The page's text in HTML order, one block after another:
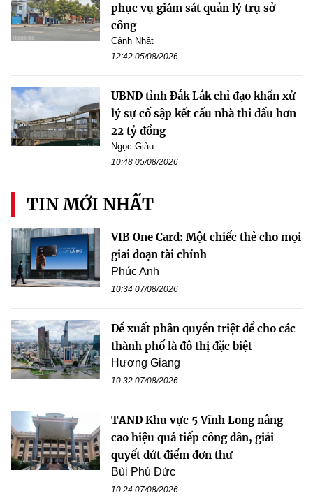
phục vụ giám sát quản lý trụ sở
công
Cảnh Nhật
12:42 05/08/2026
UBND tỉnh Đắk Lắk chỉ đạo khẩn xử
lý sự cố sập kết cấu nhà thi đấu hơn
22 tỷ đồng
Ngọc Giàu
10:48 05/08/2026
TIN MỚI NHẤT
VIB One Card: Một chiếc thẻ cho mọi
giai đoạn tài chính
Phúc Anh
10:34 07/08/2026
Đề xuất phân quyền triệt để cho các
thành phố là đô thị đặc biệt
Hương Giang
10:32 07/08/2026
TAND Khu vực 5 Vĩnh Long nâng
cao hiệu quả tiếp công dân, giải
quyết dứt điểm đơn thư
Bùi Phú Đức
10:24 07/08/2026